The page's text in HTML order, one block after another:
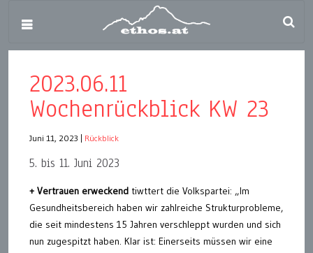
2023.06.11
Wochenrückblick KW 23
Juni 11, 2023 Rückblick
5. bis 11. Juni 2023
+ Vertrauen erweckend tiwttert die Volkspartei: „Im
Gesundheitsbereich haben wir zahlreiche Strukturprobleme,
die seit mindestens 15 Jahren verschleppt wurden und sich
nun zugespitzt haben. Klar ist: Einerseits müssen wir eine